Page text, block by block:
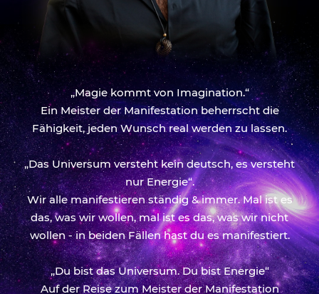
„Magie kommt von Imagination.“
Ein Meister der Manifestation beherrscht die
Fähigkeit, jeden Wunsch real werden zu lassen.
„Das Universum versteht kein deutsch, es versteht
nur Energie“.
Wir alle manifestieren ständig & immer. Mal ist es
das, was wir wollen, mal ist es das, was wir nicht
wollen - in beiden Fällen hast du es manifestiert.
„Du bist das Universum. Du bist Energie“
Auf der Reise zum Meister der Manifestation